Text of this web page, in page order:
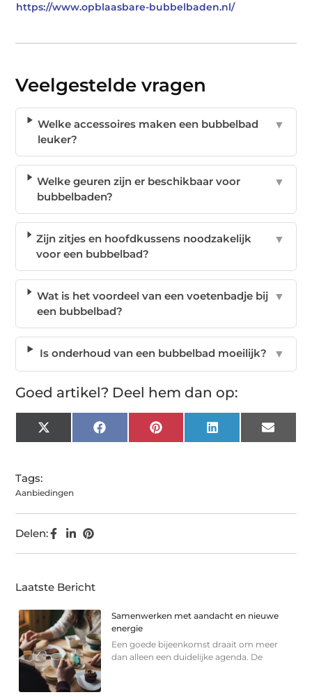
https://www.opblaasbare-bubbelbaden.nl/
Veelgestelde vragen
Welke accessoires maken een bubbelbad
leuker?
▼
Welke geuren zijn er beschikbaar voor
bubbelbaden?
▼
Zijn zitjes en hoofdkussens noodzakelijk
voor een bubbelbad?
▼
Wat is het voordeel van een voetenbadje bij
een bubbelbad?
▼
Is onderhoud van een bubbelbad moeilijk? ▼
Goed artikel? Deel hem dan op:
X
(Twitter)
FacebookPinterest LinkedIn Email
Tags:
Aanbiedingen
Delen:
Laatste Bericht
Samenwerken met aandacht en nieuwe
energie
Een goede bijeenkomst draait om meer
dan alleen een duidelijke agenda. De